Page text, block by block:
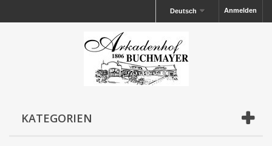
Anmelden
Deutsch
KATEGORIEN